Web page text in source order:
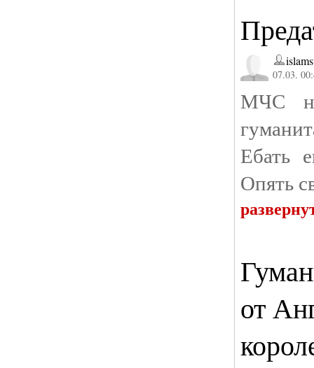
07.03.
МЧС
Ебать
Опять
от